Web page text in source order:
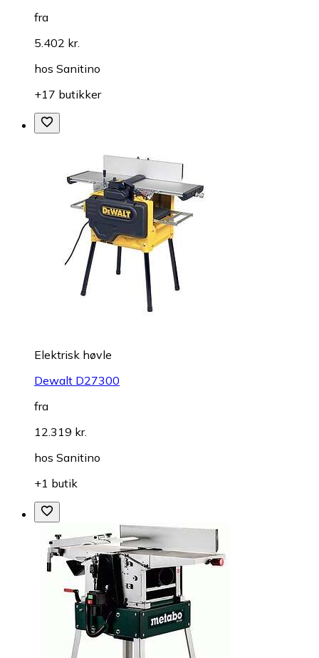
fra
5.402 kr.
hos Sanitino
+17 butikker
Elektrisk høvle
Dewalt D27300
fra
12.319 kr.
hos Sanitino
+1 butik